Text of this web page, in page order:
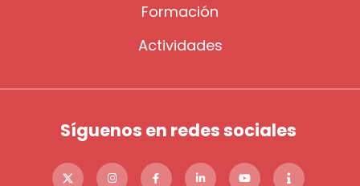
Formación
Actividades
Síguenos en redes sociales